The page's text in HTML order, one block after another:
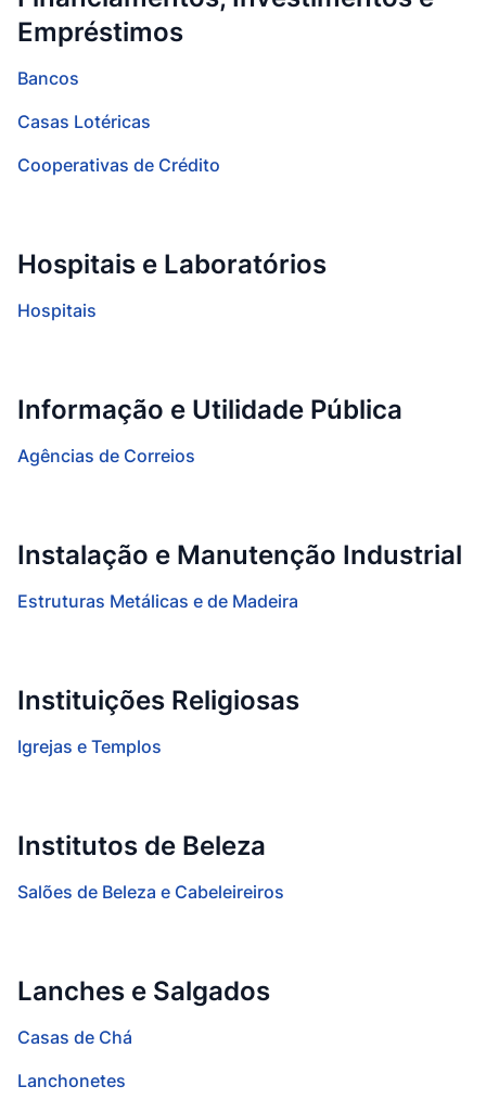
Empréstimos
Bancos
Casas Lotéricas
Cooperativas de Crédito
Hospitais e Laboratórios
Hospitais
Informação e Utilidade Pública
Agências de Correios
Instalação e Manutenção Industrial
Estruturas Metálicas e de Madeira
Instituições Religiosas
Igrejas e Templos
Institutos de Beleza
Salões de Beleza e Cabeleireiros
Lanches e Salgados
Casas de Chá
Lanchonetes